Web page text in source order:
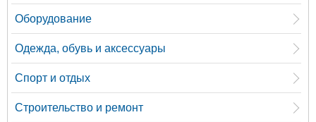
Оборудование
Одежда, обувь и аксессуары
Спорт и отдых
Строительство и ремонт